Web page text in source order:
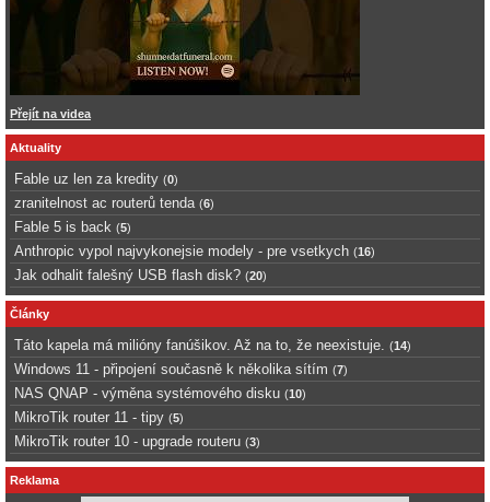
Přejít na videa
Aktuality
Fable uz len za kredity (0)
zranitelnost ac routerů tenda (6)
Fable 5 is back (5)
Anthropic vypol najvykonejsie modely - pre vsetkych (16)
Jak odhalit falešný USB flash disk? (20)
Články
Táto kapela má milióny fanúšikov. Až na to, že neexistuje. (14)
Windows 11 - připojení současně k několika sítím (7)
NAS QNAP - výměna systémového disku (10)
MikroTik router 11 - tipy (5)
MikroTik router 10 - upgrade routeru (3)
Reklama